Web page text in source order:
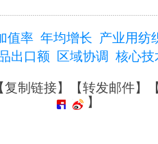
值率 年均增长 产业用纺
出口额 区域协调 核心技
复制链接】【转发邮件】
】